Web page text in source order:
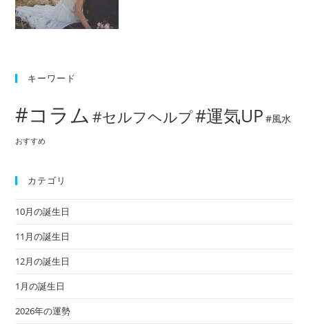
キーワード
#コラム #セルフヘルプ#運気UP #風水
おすすめ
カテゴリ
10月の誕生日
11月の誕生日
12月の誕生日
1月の誕生日
2026年の運勢